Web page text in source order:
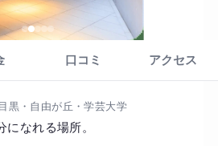
口コミ アクセス
黒・自由が丘・学芸大学
になれる場所。